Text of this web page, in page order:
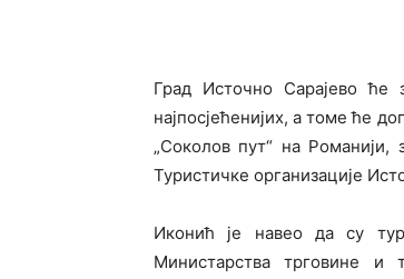
Град Источно Сарајево ће
најпосјећенијих, а томе ће
„Соколов пут“ на Романији,
Туристичке организације
Иконић је навео да су
Министарства трговине